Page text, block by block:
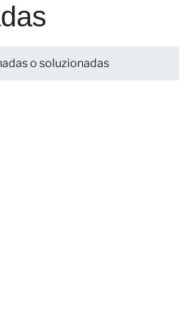
o soluzionadas